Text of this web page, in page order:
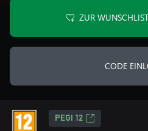
ZUR
CODE
PEGI 12